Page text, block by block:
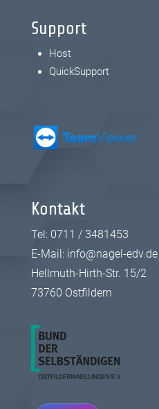
Support
Host
QuickSupport
Kontakt
Tel: 0711 / 3481453
E-Mail: info@nagel-edv.de
Hellmuth-Hirth-Str. 15/2
73760 Ostfildern